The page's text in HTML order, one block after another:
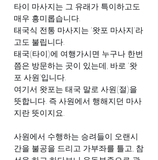
타이 마사지는 그 유래가 특이하고도
매우 흥미롭습니다.
태국식 전통 마사지는 ‘왓포 마사지’라
고도 불립니다.
태국(타이)에 여행가시면 누구나 한번
쯤은 방문하는 곳이 있는데, 바로 ‘왓
포 사원’입니다.
여기서 왓포는 태국 말로 사원(절)을
뜻합니다. 즉 사원에서 행해지던 마사
지란 뜻이지요.
사원에서 수행하는 승려들이 오랜시
간을 불공을 드리고 가부좌를 틀고, 참